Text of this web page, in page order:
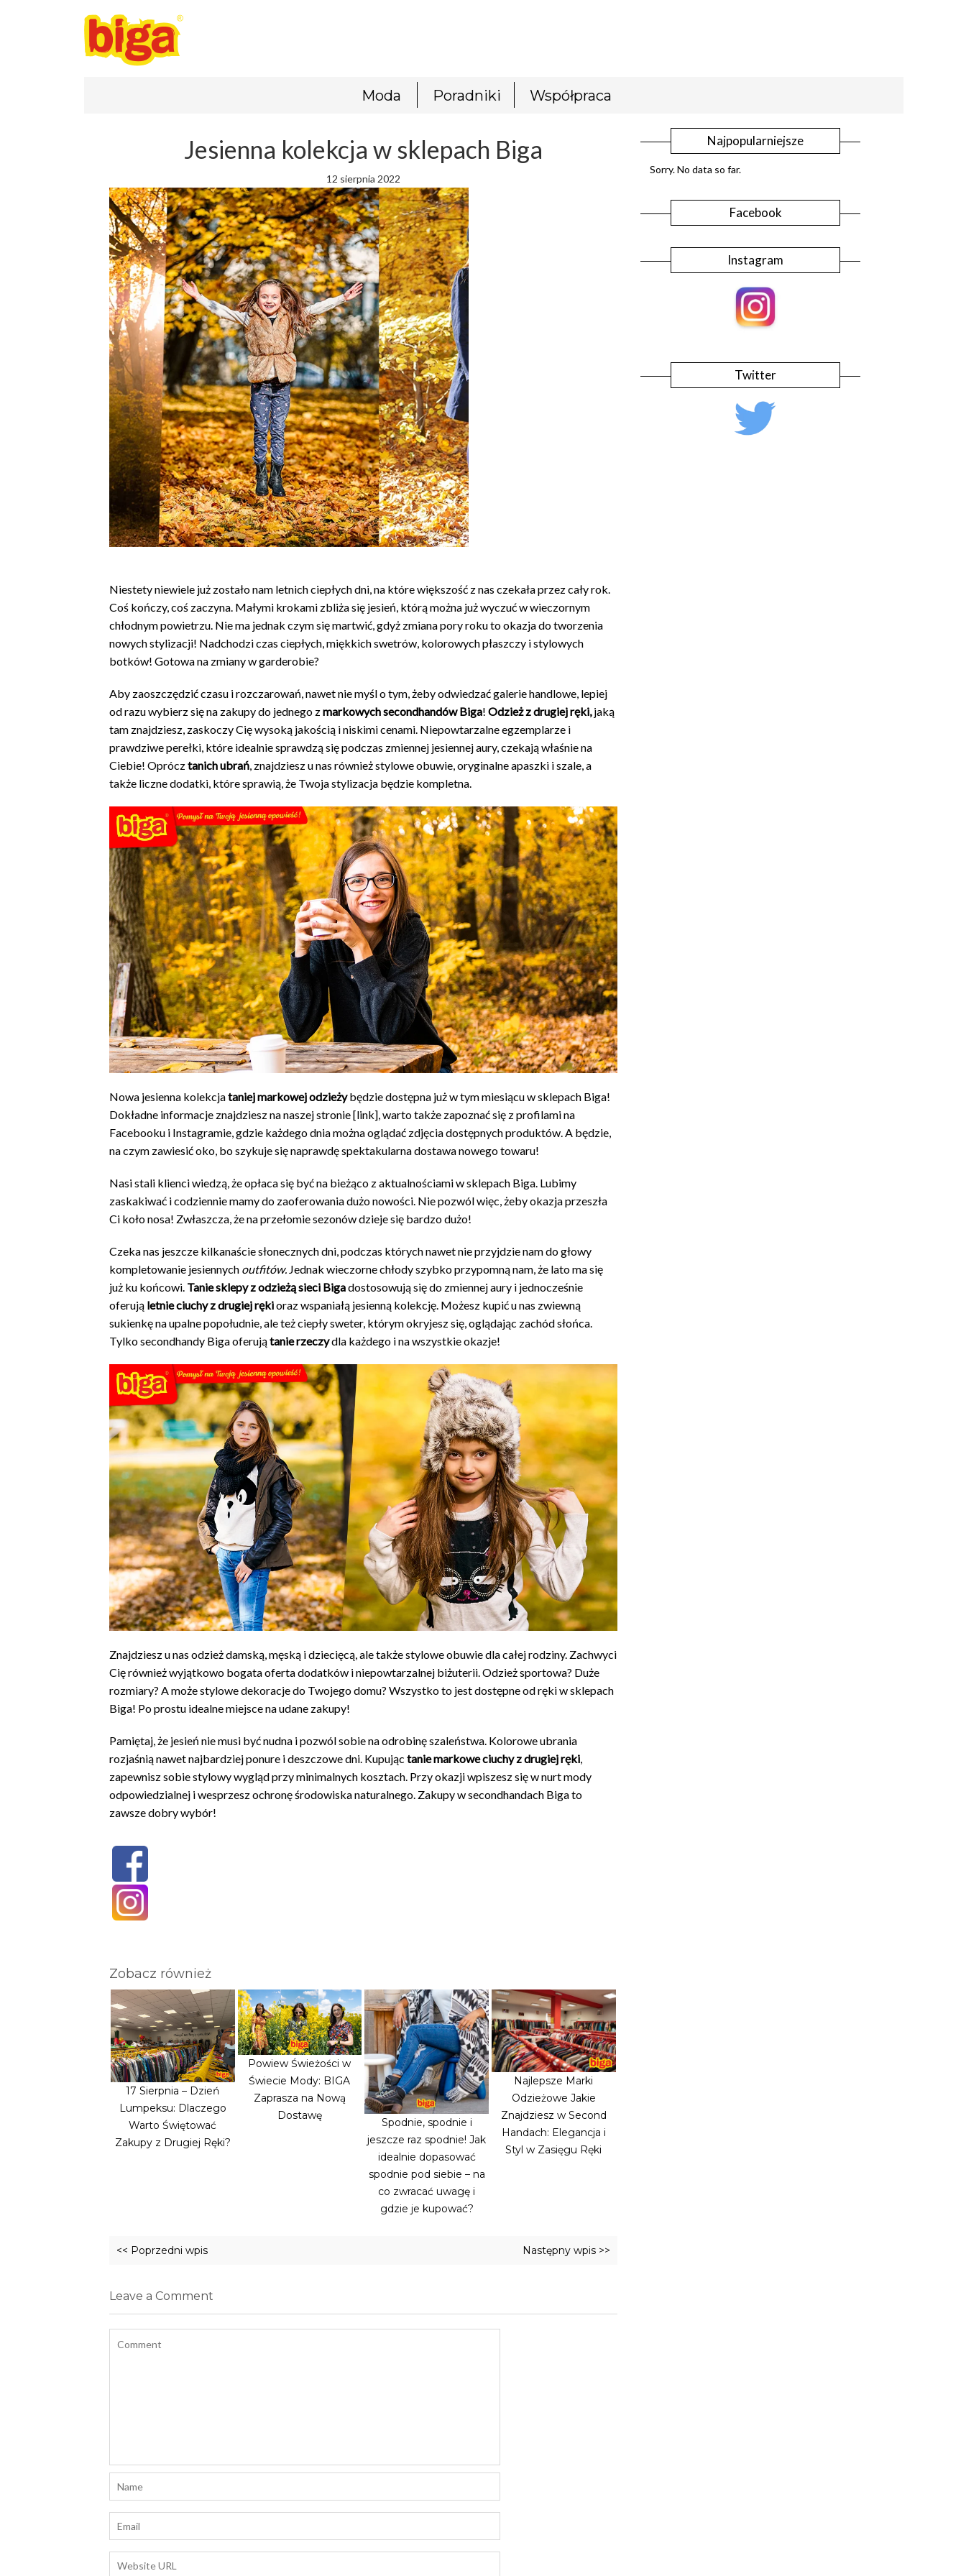
Moda Poradniki Współpraca
Jesienna kolekcja w sklepach Biga
12 sierpnia 2022
Niestety niewiele już zostało nam letnich ciepłych dni, na które większość z nas czekała przez cały rok.
Coś kończy, coś zaczyna. Małymi krokami zbliża się jesień, którą można już wyczuć w wieczornym
chłodnym powietrzu. Nie ma jednak czym się martwić, gdyż zmiana pory roku to okazja do tworzenia
nowych stylizacji! Nadchodzi czas ciepłych, miękkich swetrów, kolorowych płaszczy i stylowych
botków! Gotowa na zmiany w garderobie?
Aby zaoszczędzić czasu i rozczarowań, nawet nie myśl o tym, żeby odwiedzać galerie handlowe, lepiej
od razu wybierz się na zakupy do jednego zmarkowych secondhandów Biga! Odzież z drugiej ręki,jaką
tam znajdziesz, zaskoczy Cię wysoką jakością i niskimi cenami. Niepowtarzalne egzemplarze i
prawdziwe perełki, które idealnie sprawdzą się podczas zmiennej jesiennej aury, czekają właśnie na
Ciebie! Oprócztanich ubrań, znajdziesz u nas również stylowe obuwie, oryginalne apaszki i szale, a
także liczne dodatki, które sprawią, że Twoja stylizacja będzie kompletna.
Nowa jesienna kolekcjataniej markowej odzieżybędzie dostępna już w tym miesiącu w sklepach Biga!
Dokładne informacje znajdziesz na naszej stronie [link], warto także zapoznać się z profilami na
Facebooku i Instagramie, gdzie każdego dnia można oglądać zdjęcia dostępnych produktów. A będzie,
na czym zawiesić oko, bo szykuje się naprawdę spektakularna dostawa nowego towaru!
Nasi stali klienci wiedzą, że opłaca się być na bieżąco z aktualnościami w sklepach Biga. Lubimy
zaskakiwać i codziennie mamy do zaoferowania dużo nowości. Nie pozwól więc, żeby okazja przeszła
Ci koło nosa! Zwłaszcza, że na przełomie sezonów dzieje się bardzo dużo!
Czeka nas jeszcze kilkanaście słonecznych dni, podczas których nawet nie przyjdzie nam do głowy
kompletowanie jesiennych outfitów. Jednak wieczorne chłody szybko przypomną nam, że lato ma się
już ku końcowi. Tanie sklepy z odzieżą sieci Bigadostosowują się do zmiennej aury i jednocześnie
oferują letnie ciuchy z drugiej rękioraz wspaniałą jesienną kolekcję. Możesz kupić u nas zwiewną
sukienkę na upalne popołudnie, ale też ciepły sweter, którym okryjesz się, oglądając zachód słońca.
Tylko secondhandy Biga oferujątanie rzeczydla każdego i na wszystkie okazje!
Znajdziesz u nas odzież damską, męską i dziecięcą, ale także stylowe obuwie dla całej rodziny. Zachwyci
Cię również wyjątkowo bogata oferta dodatków i niepowtarzalnej biżuterii. Odzież sportowa? Duże
rozmiary? A może stylowe dekoracje do Twojego domu? Wszystko to jest dostępne od ręki w sklepach
Biga! Po prostu idealne miejsce na udane zakupy!
Pamiętaj, że jesień nie musi być nudna i pozwól sobie na odrobinę szaleństwa. Kolorowe ubrania
rozjaśnią nawet najbardziej ponure i deszczowe dni. Kupując tanie markowe ciuchy z drugiej ręki,
zapewnisz sobie stylowy wygląd przy minimalnych kosztach. Przy okazji wpiszesz się w nurt mody
odpowiedzialnej i wesprzesz ochronę środowiska naturalnego. Zakupy w secondhandach Biga to
zawsze dobry wybór!
Zobacz również
17 Sierpnia – Dzień
Lumpeksu: Dlaczego
Warto Świętować
Zakupy z Drugiej Ręki?
Powiew Świeżości w
Świecie Mody: BIGA
Zaprasza na Nową
Dostawę
Spodnie, spodnie i
jeszcze raz spodnie! Jak
idealnie dopasować
spodnie pod siebie – na
co zwracać uwagę i
gdzie je kupować?
Najlepsze Marki
Odzieżowe Jakie
Znajdziesz w Second
Handach: Elegancja i
Styl w Zasięgu Ręki
<< Poprzedni wpis Następny wpis >>
Leave a Comment
Najpopularniejsze
Sorry. No data so far.
Facebook
Instagram
Twitter